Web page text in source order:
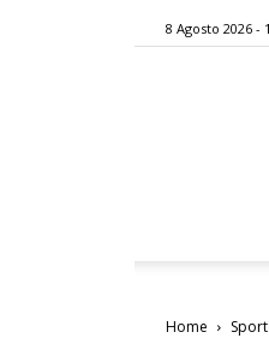
8 Agosto 2026 -
Home Sport